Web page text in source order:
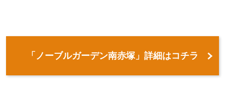
「ノーブルガーデン南赤塚」詳細はコチラ